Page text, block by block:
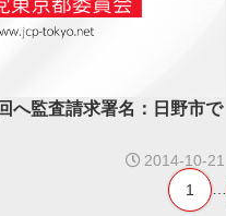
へ監査請求署名：日野市で
2014-10-21
1
…